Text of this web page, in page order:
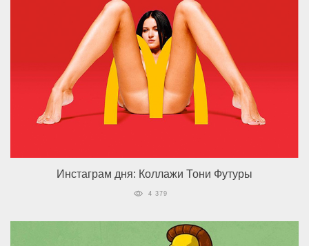
Инстаграм дня: Коллажи Тони Футуры
4 379